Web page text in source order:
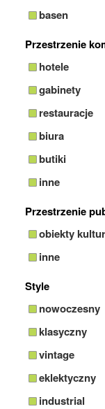
basen
Przestrzenie
hotele
gabinety
restauracje
biura
butiki
inne
Przestrzenie
obiekty
inne
Style
nowoczesny
klasyczny
vintage
eklektyczny
industrial